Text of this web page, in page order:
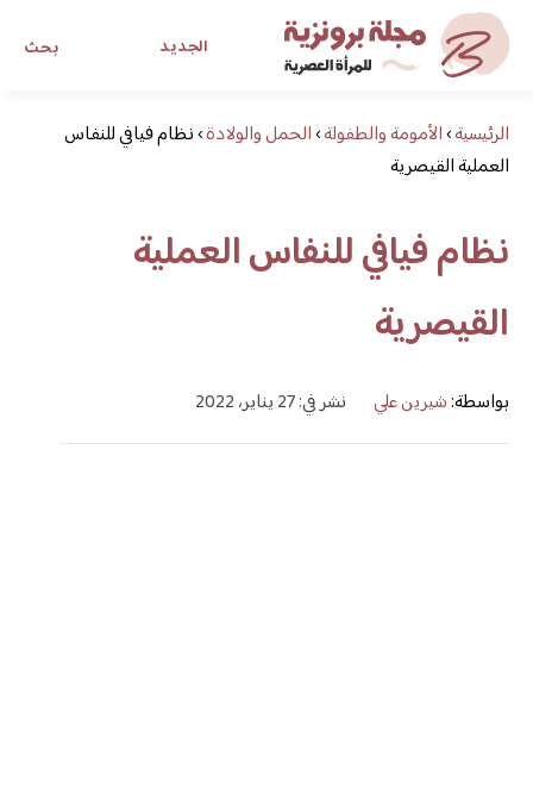
بحث الجديد
مجلة برونزية للفتاة العصريةالرئيسية›الأمومة والطفولة›الحمل والولادة›نظام فيافي للنفاس
العملية القيصرية
نظام فيافي للنفاس العملية
القيصرية
بواسطة:شيرين علي نشر في: 27 يناير، 2022